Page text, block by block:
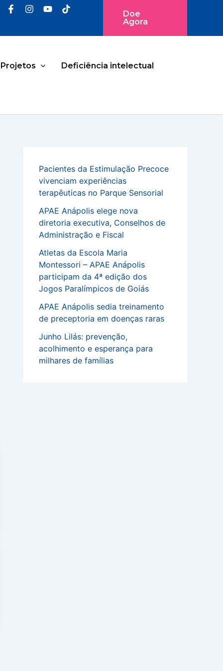
Doe
Agora
Projetos
Deficiência intelectual
Pacientes da Estimulação Precoce
vivenciam experiências
terapêuticas no Parque Sensorial
APAE Anápolis elege nova
diretoria executiva, Conselhos de
Administração e Fiscal
Atletas da Escola Maria
Montessori – APAE Anápolis
participam da 4ª edição dos
Jogos Paralímpicos de Goiás
APAE Anápolis sedia treinamento
de preceptoria em doenças raras
Junho Lilás: prevenção,
acolhimento e esperança para
milhares de famílias